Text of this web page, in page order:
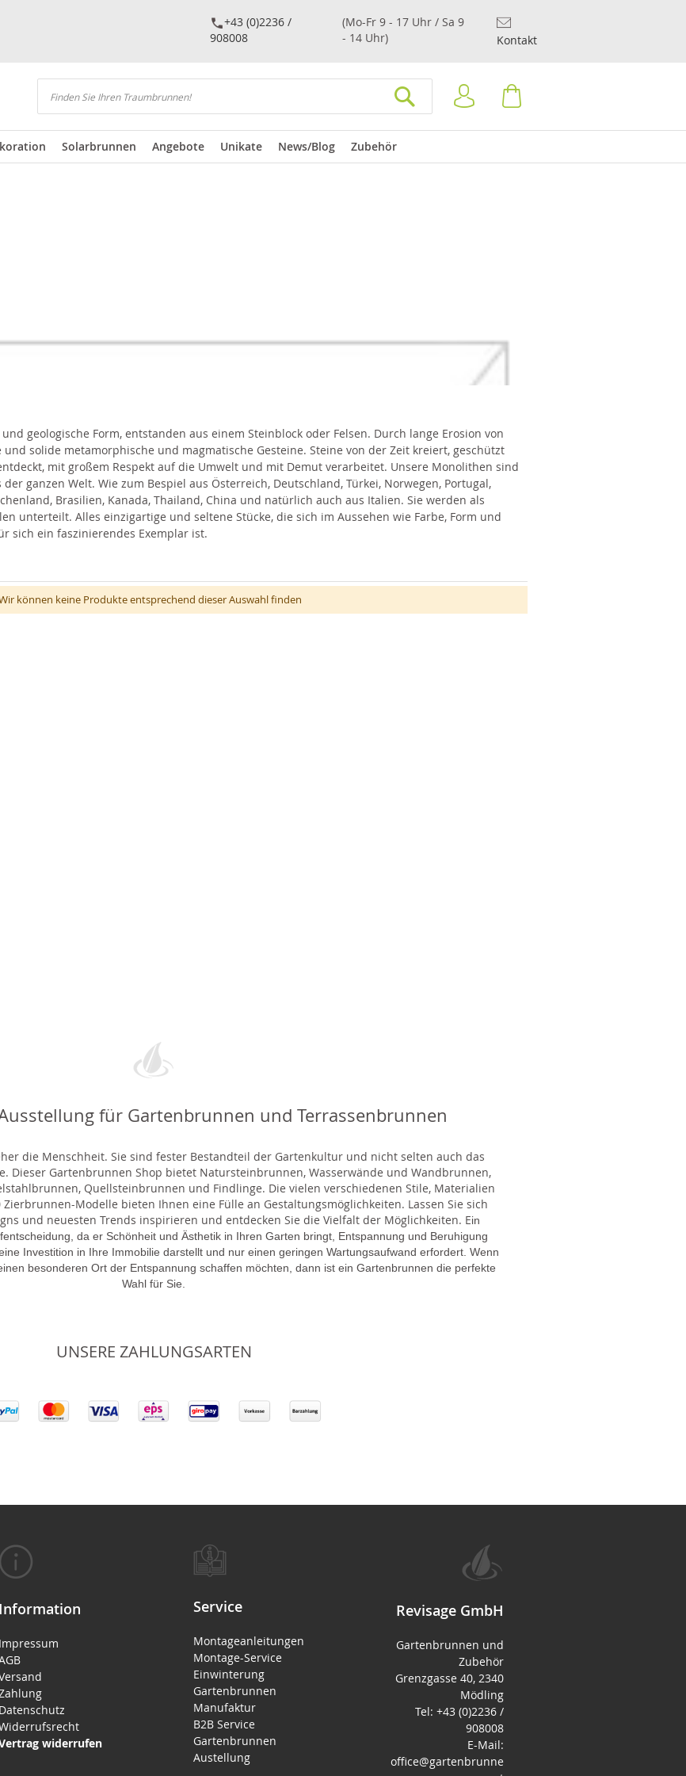
+43 (0)2236 /
908008
(Mo-Fr 9 - 17 Uhr / Sa 9
- 14 Uhr)
Kontakt
Suchen
Anmelden
Solarbrunnen Angebote Unikate News/Blog Zubehör
geologische Form, entstanden aus einem Steinblock oder Felsen. Durch lange Erosion von
solide metamorphische und magmatische Gesteine. Steine von der Zeit kreiert, geschützt
mit großem Respekt auf die Umwelt und mit Demut verarbeitet. Unsere Monolithen sind
ganzen Welt. Wie zum Bespiel aus Österreich, Deutschland, Türkei, Norwegen, Portugal,
Brasilien, Kanada, Thailand, China und natürlich auch aus Italien. Sie werden als
unterteilt. Alles einzigartige und seltene Stücke, die sich im Aussehen wie Farbe, Form und
sich ein faszinierendes Exemplar ist.
können keine Produkte entsprechend dieser Auswahl finden
für Gartenbrunnen und Terrassenbrunnen
die Menschheit. Sie sind fester Bestandteil der Gartenkultur und nicht selten auch das
Dieser Gartenbrunnen Shop bietet Natursteinbrunnen, Wasserwände und Wandbrunnen,
Quellsteinbrunnen und Findlinge. Die vielen verschiedenen Stile, Materialien
Modelle bieten Ihnen eine Fülle an Gestaltungsmöglichkeiten. Lassen Sie sich
und neuesten Trends inspirieren und entdecken Sie die Vielfalt der Möglichkeiten. Ein
da er Schönheit und Ästhetik in Ihren Garten bringt, Entspannung und Beruhigung
Investition in Ihre Immobilie darstellt und nur einen geringen Wartungsaufwand erfordert. Wenn
besonderen Ort der Entspannung schaffen möchten, dann ist ein Gartenbrunnen die perfekte
Wahl für Sie.
UNSERE ZAHLUNGSARTEN
Information
Impressum
Datenschutz
widerrufen
Service
Montageanleitungen
Montage-Service
Einwinterung
Gartenbrunnen
Manufaktur
B2B Service
Gartenbrunnen
Austellung
Revisage GmbH
Gartenbrunnen und
Zubehör
Grenzgasse 40, 2340
Mödling
Tel: +43 (0)2236 /
908008
E-Mail:
office@gartenbrunne